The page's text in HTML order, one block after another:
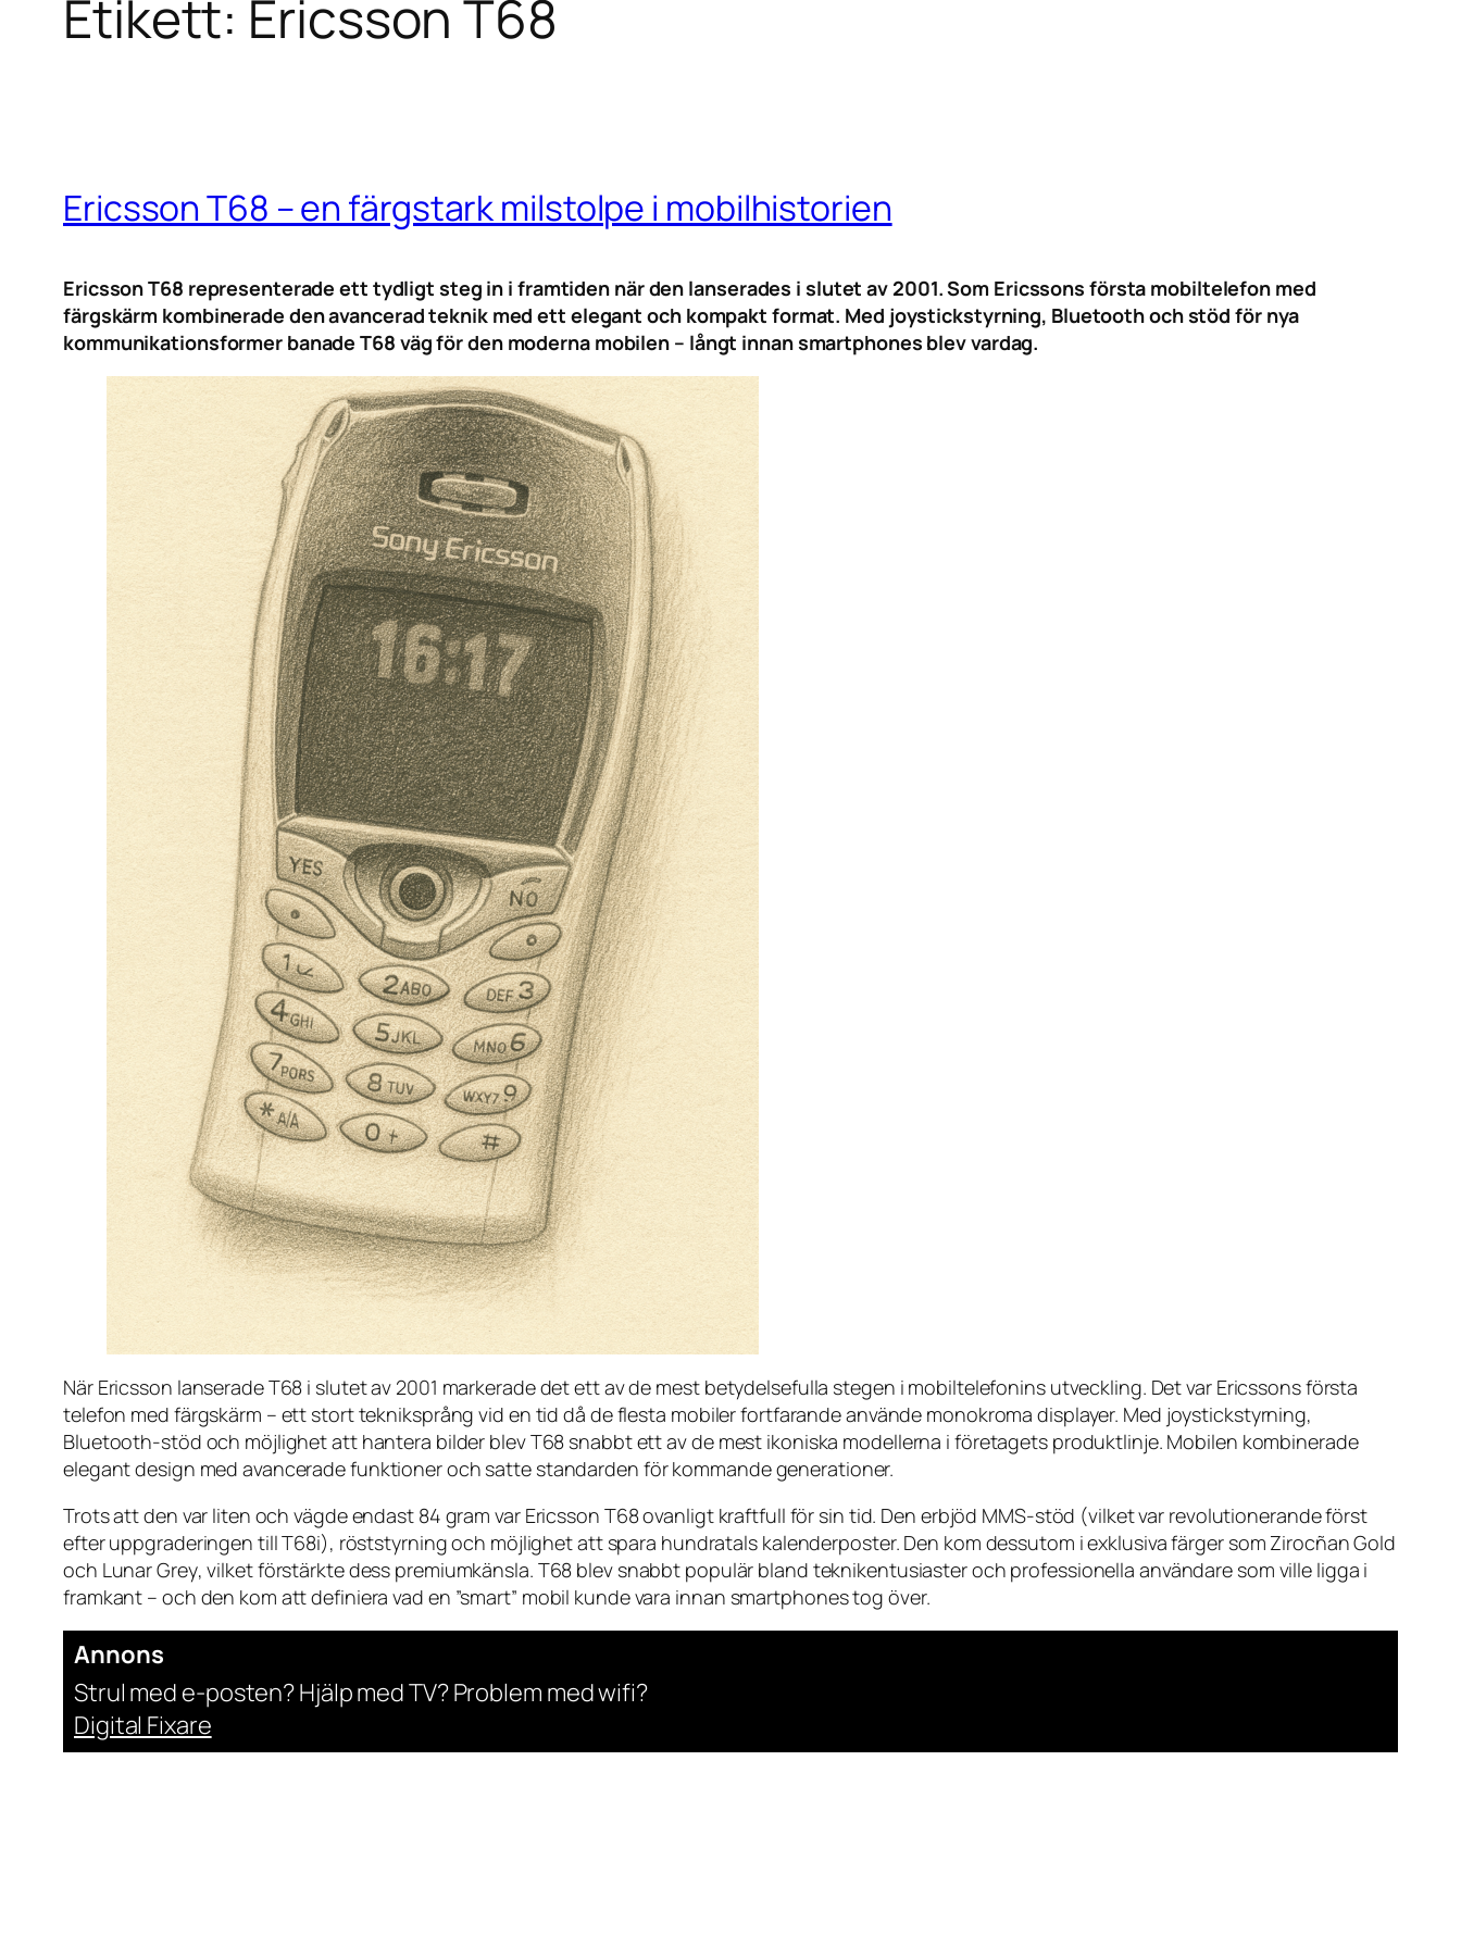
Etikett: Ericsson T68
Ericsson T68 – en färgstark milstolpe i mobilhistorien
Ericsson T68 representerade ett tydligt steg in i framtiden när den lanserades i slutet av 2001. Som Ericssons första mobiltelefon med
färgskärm kombinerade den avancerad teknik med ett elegant och kompakt format. Med joystickstyrning, Bluetooth och stöd för nya
kommunikationsformer banade T68 väg för den moderna mobilen – långt innan smartphones blev vardag.
När Ericsson lanserade T68 i slutet av 2001 markerade det ett av de mest betydelsefulla stegen i mobiltelefonins utveckling. Det var Ericssons första
telefon med färgskärm – ett stort tekniksprång vid en tid då de flesta mobiler fortfarande använde monokroma displayer. Med joystickstyrning,
Bluetooth-stöd och möjlighet att hantera bilder blev T68 snabbt ett av de mest ikoniska modellerna i företagets produktlinje. Mobilen kombinerade
elegant design med avancerade funktioner och satte standarden för kommande generationer.
Trots att den var liten och vägde endast 84 gram var Ericsson T68 ovanligt kraftfull för sin tid. Den erbjöd MMS-stöd (vilket var revolutionerande först
efter uppgraderingen till T68i), röststyrning och möjlighet att spara hundratals kalenderposter. Den kom dessutom i exklusiva färger som Zirocñan Gold
och Lunar Grey, vilket förstärkte dess premiumkänsla. T68 blev snabbt populär bland teknikentusiaster och professionella användare som ville ligga i
framkant – och den kom att definiera vad en ”smart” mobil kunde vara innan smartphones tog över.
Annons
Strul med e-posten? Hjälp med TV? Problem med wifi?
Digital Fixare